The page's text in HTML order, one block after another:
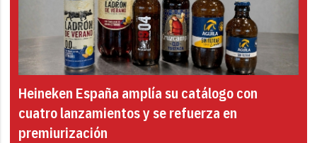
Heineken España amplía su catálogo con
cuatro lanzamientos y se refuerza en
premiurización